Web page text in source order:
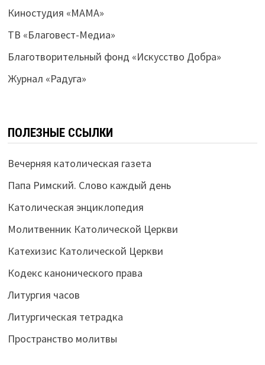
Киностудия «МАМА»
ТВ «Благовест-Медиа»
Благотворительный фонд «Искусство Добра»
Журнал «Радуга»
ПОЛЕЗНЫЕ ССЫЛКИ
Вечерняя католическая газета
Папа Римский. Слово каждый день
Католическая энциклопедия
Молитвенник Католической Церкви
Катехизис Католической Церкви
Кодекс канонического права
Литургия часов
Литургическая тетрадка
Пространство молитвы